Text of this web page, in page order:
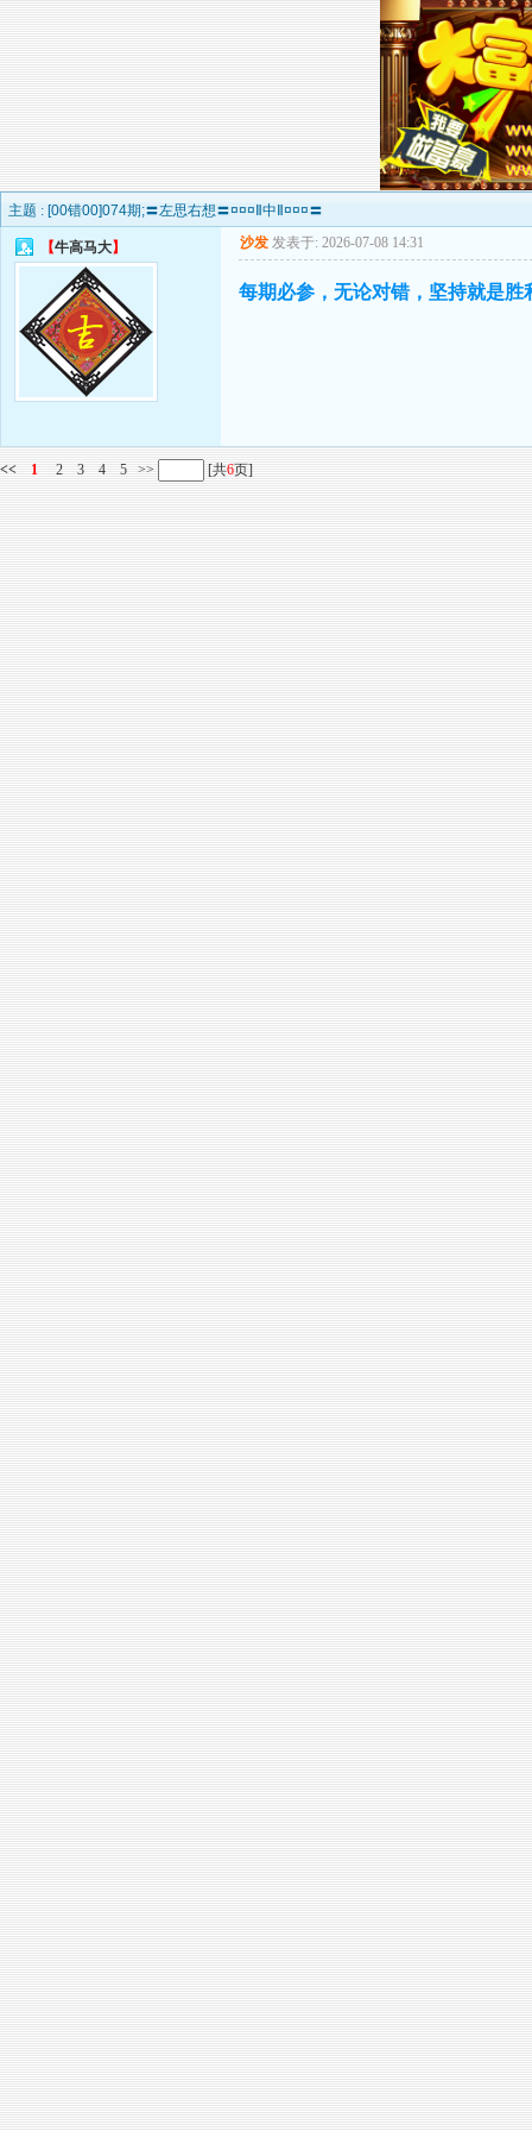
主题 : [00错00]074期;〓左思右想〓¤¤¤Ⅱ中Ⅱ¤¤¤〓
【牛高马大】 沙发 发表于: 2026-07-08 14:31
每期必参，无论对错，坚持就是
<< 1 2 3 4 5 >> [共6页]